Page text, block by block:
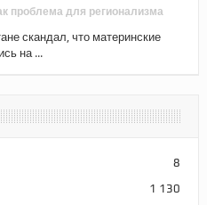
проблема для регионализма
скандал, что материнские
на ...
8
1 130